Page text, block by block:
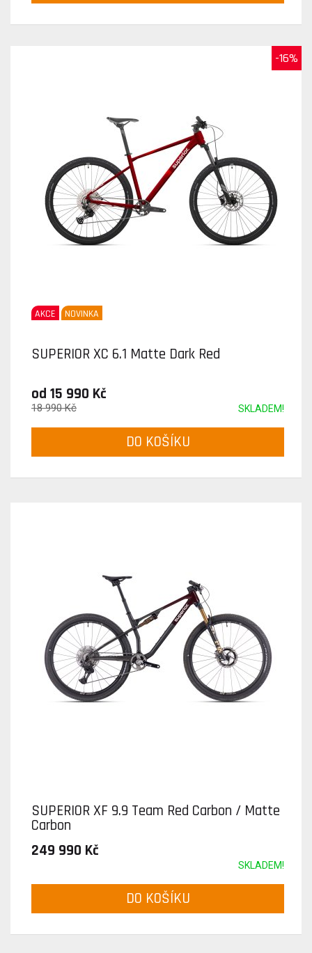
-16%
AKCE NOVINKA
SUPERIOR XC 6.1 Matte Dark Red
od 15 990 Kč
SKLADEM!
18 990 Kč
DO KOŠÍKU
SUPERIOR XF 9.9 Team Red Carbon / Matte
Carbon
249 990 Kč
SKLADEM!
DO KOŠÍKU